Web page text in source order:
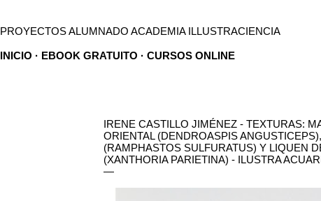
PROYECTOS ALUMNADO ACADEMIA ILLUSTRACIENCIA
INICIO EBOOK GRATUITO CURSOS ONLINE
IRENE CASTILLO JIMÉNEZ - TEXTURAS:
ORIENTAL (DENDROASPIS
(RAMPHASTOS SULFURATUS) Y LIQUEN
(XANTHORIA PARIETINA) - ILUSTRA